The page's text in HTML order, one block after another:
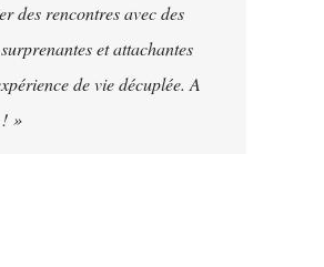
des rencontres avec des
et attachantes
de vie décuplée. A
! »